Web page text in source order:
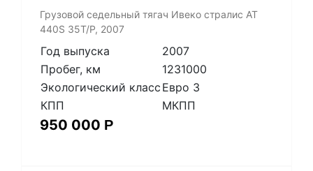
Грузовой седельный тягач Ивеко стралис АТ
440S 35T/P, 2007
Год выпуска
2007
Пробег, км
1231000
Экологический класс Евро 3
КПП
МКПП
950 000 Р